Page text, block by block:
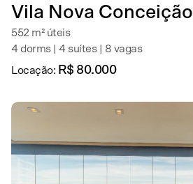
Vila Nova Conceição
552 m² úteis
4 dorms | 4 suítes | 8 vagas
Locação: R$ 80.000